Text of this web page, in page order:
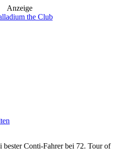
Anzeige
bester Conti-Fahrer bei 72. Tour of